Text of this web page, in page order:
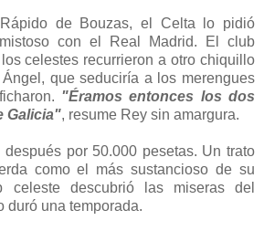
de Bouzas, el Celta lo pidió
con el Real Madrid. El club
celestes recurrieron a otro chiquillo
que seduciría a los merengues
"Éramos entonces los dos
Galicia", resume Rey sin amargura.
por 50.000 pesetas. Un trato
como el más sustancioso de su
celeste descubrió las miseras del
duró una temporada.